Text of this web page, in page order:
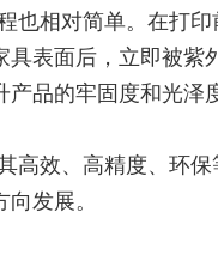
也相对简单。在打
具表面后，立即被
品的牢固度和光泽度
高效、高精度、环
发展。